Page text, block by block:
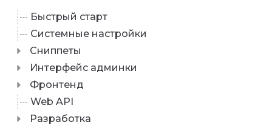
Быстрый старт
Системные настройки
Сниппеты
Интерфейс админки
Фронтенд
Web API
Разработка